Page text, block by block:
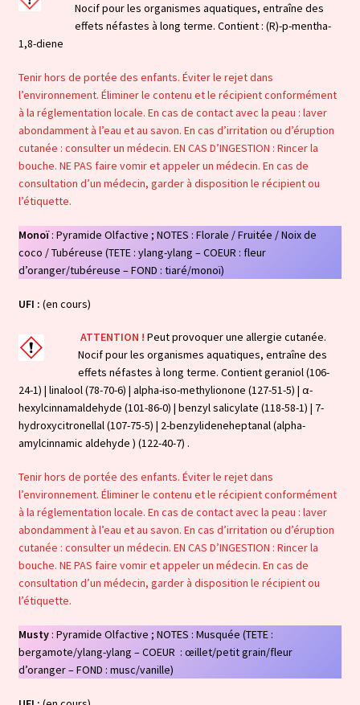
Nocif pour les organismes aquatiques, entraîne des
effets néfastes à long terme. Contient : (R)-p-mentha-
1,8-diene
Tenir hors de portée des enfants. Éviter le rejet dans
l’environnement. Éliminer le contenu et le récipient conformément
à la réglementation locale. En cas de contact avec la peau : laver
abondamment à l’eau et au savon. En cas d’irritation ou d’éruption
cutanée : consulter un médecin. EN CAS D’INGESTION : Rincer la
bouche. NE PAS faire vomir et appeler un médecin. En cas de
consultation d’un médecin, garder à disposition le récipient ou
l’étiquette.
Monoï: Pyramide Olfactive ; NOTES : Florale / Fruitée / Noix de
coco / Tubéreuse (TETE : ylang-ylang – COEUR : fleur
d’oranger/tubéreuse – FOND : tiaré/monoï)
UFI : (en cours)
ATTENTION ! Peut provoquer une allergie cutanée.
Nocif pour les organismes aquatiques, entraîne des
effets néfastes à long terme. Contient geraniol (106-
24-1) | linalool (78-70-6) | alpha-iso-methylionone (127-51-5) | α-
hexylcinnamaldehyde (101-86-0) | benzyl salicylate (118-58-1) | 7-
hydroxycitronellal (107-75-5) | 2-benzylideneheptanal (alpha-
amylcinnamic aldehyde ) (122-40-7) .
Tenir hors de portée des enfants. Éviter le rejet dans
l’environnement. Éliminer le contenu et le récipient conformément
à la réglementation locale. En cas de contact avec la peau : laver
abondamment à l’eau et au savon. En cas d’irritation ou d’éruption
cutanée : consulter un médecin. EN CAS D’INGESTION : Rincer la
bouche. NE PAS faire vomir et appeler un médecin. En cas de
consultation d’un médecin, garder à disposition le récipient ou
l’étiquette.
Musty: Pyramide Olfactive ; NOTES : Musquée (TETE :
bergamote/ylang-ylang – COEUR : œillet/petit grain/fleur
d’oranger – FOND : musc/vanille)